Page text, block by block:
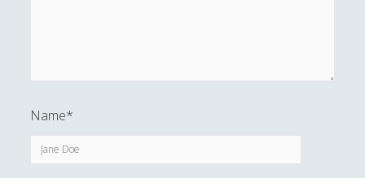
Stefano Sabatini
Name*